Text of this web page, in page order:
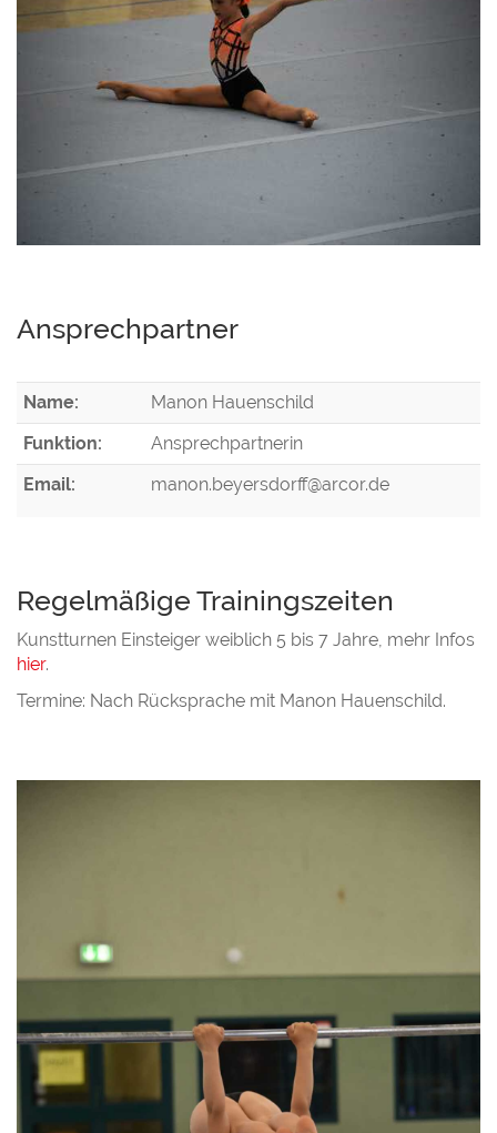
Ansprechpartner
Name:
Manon Hauenschild
Funktion:
Ansprechpartnerin
Email:
manon.beyersdorff@arcor.de
Regelmäßige Trainingszeiten
Kunstturnen Einsteiger weiblich 5 bis 7 Jahre, mehr Infos
hier.
Termine: Nach Rücksprache mit Manon Hauenschild.